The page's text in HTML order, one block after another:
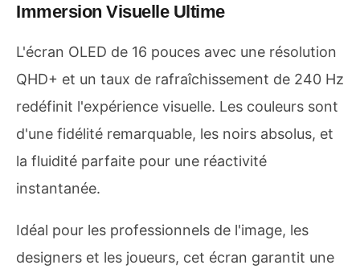
Immersion Visuelle Ultime
L'écran OLED de 16 pouces avec une résolution
QHD+ et un taux de rafraîchissement de 240 Hz
redéfinit l'expérience visuelle. Les couleurs sont
d'une fidélité remarquable, les noirs absolus, et
la fluidité parfaite pour une réactivité
instantanée.
Idéal pour les professionnels de l'image, les
designers et les joueurs, cet écran garantit une